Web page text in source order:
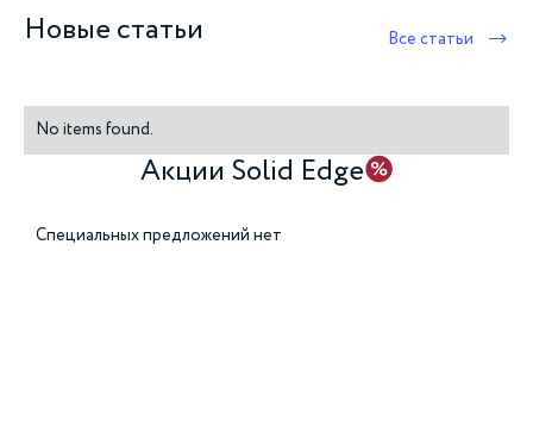
Новые статьи Все статьи
No items found.
Акции Solid Edge
Специальных предложений нет